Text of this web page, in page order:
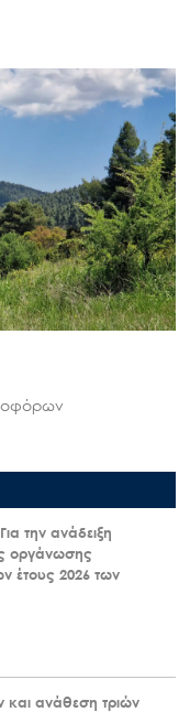
την ανάδειξη
οργάνωσης
έτους 2026 των
και ανάθεση τριών